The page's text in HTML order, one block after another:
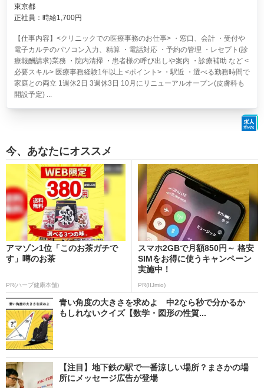
東京都
正社員：時給1,700円
【仕事内容】<クリニックでの医療事務のお仕事> ・窓口、会計 ・受付や
電子カルテのパソコン入力、精算 ・電話対応 ・予約の管理 ・レセプト(診
療報酬請求)業務 ・院内清掃 ・患者様の呼び出しや案内 ・診療補助 など <
必要スキル> 医療事務経験1年以上 <ポイント> ・駅近 ・選べる勤務時間で
家庭との両立 1週休2日 3週休3日 10月にリニューアルオープン(皮膚科も
開設予定) ...
今、あなたにオススメ
アマゾン1位「このお茶ガチで
す」噂のお茶
PR(ハーブ健康本舗)
スマホ2GBで月額850円～ 格安
SIMをお得に使うキャンペーン
実施中！
PR(IIJmio)
青い角度の大きさを求めよ 中2なら秒で分かるか
もしれないクイズ【数学・図形の性質...
【注目】地下鉄の駅で一番涼しい場所？まさかの場
所にメッセージ広告が登場